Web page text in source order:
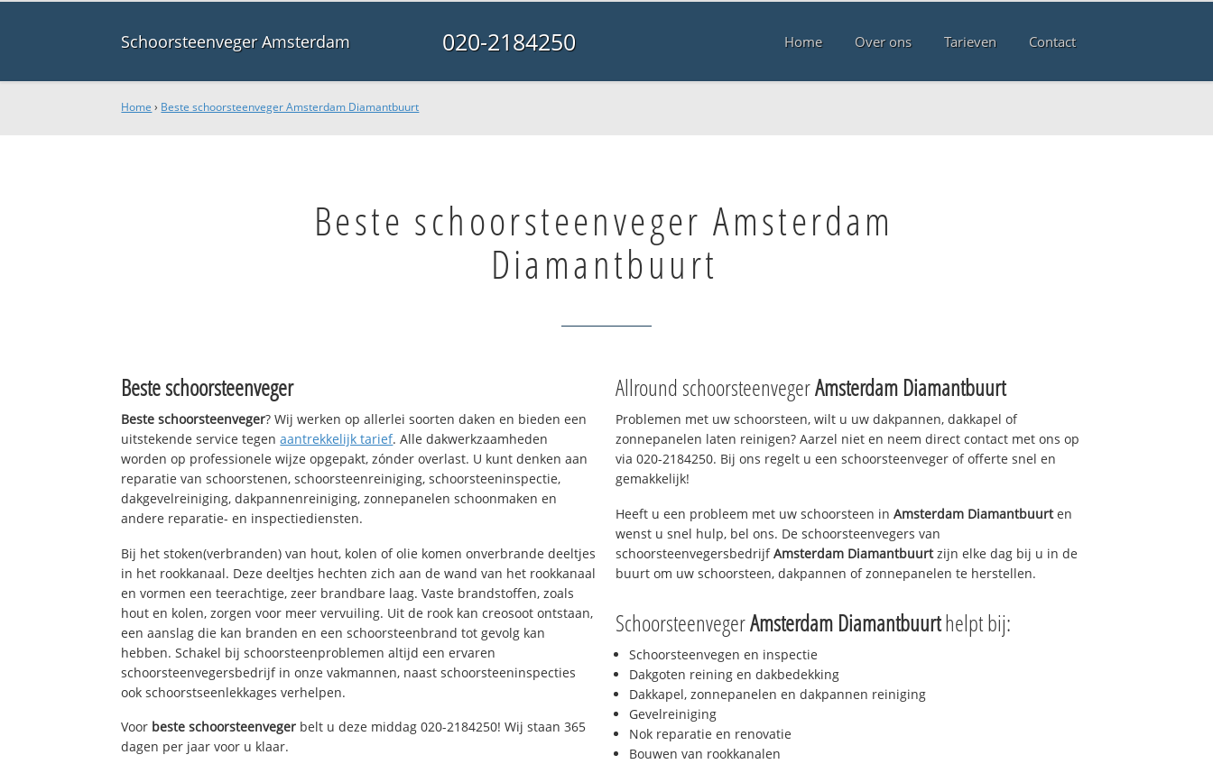
Schoorsteenveger Amsterdam 020-2184250 Home Over ons Tarieven Contact
Home › Beste schoorsteenveger Amsterdam Diamantbuurt
Beste schoorsteenveger Amsterdam
Diamantbuurt
Beste schoorsteenveger
Beste schoorsteenveger? Wij werken op allerlei soorten daken en bieden een
uitstekende service tegenaantrekkelijk tarief. Alle dakwerkzaamheden
worden op professionele wijze opgepakt, zónder overlast. U kunt denken aan
reparatie van schoorstenen, schoorsteenreiniging, schoorsteeninspectie,
dakgevelreiniging, dakpannenreiniging, zonnepanelen schoonmaken en
andere reparatie- en inspectiediensten.
Bij het stoken(verbranden) van hout, kolen of olie komen onverbrande deeltjes
in het rookkanaal. Deze deeltjes hechten zich aan de wand van het rookkanaal
en vormen een teerachtige, zeer brandbare laag. Vaste brandstoffen, zoals
hout en kolen, zorgen voor meer vervuiling. Uit de rook kan creosoot ontstaan,
een aanslag die kan branden en een schoorsteenbrand tot gevolg kan
hebben. Schakel bij schoorsteenproblemen altijd een ervaren
schoorsteenvegersbedrijf in onze vakmannen, naast schoorsteeninspecties
ook schoorstseenlekkages verhelpen.
Voor beste schoorsteenveger belt u deze middag 020-2184250! Wij staan 365
dagen per jaar voor u klaar.
Allround schoorsteenvegerAmsterdam Diamantbuurt
Problemen met uw schoorsteen, wilt u uw dakpannen, dakkapel of
zonnepanelen laten reinigen? Aarzel niet en neem direct contact met ons op
via 020-2184250. Bij ons regelt u een schoorsteenveger of offerte snel en
gemakkelijk!
Heeft u een probleem met uw schoorsteen in Amsterdam Diamantbuurten
wenst u snel hulp, bel ons. De schoorsteenvegers van
schoorsteenvegersbedrijfAmsterdam Diamantbuurtzijn elke dag bij u in de
buurt om uw schoorsteen, dakpannen of zonnepanelen te herstellen.
SchoorsteenvegerAmsterdam Diamantbuurthelpt bij:
Schoorsteenvegen en inspectie
Dakgoten reining en dakbedekking
Dakkapel, zonnepanelen en dakpannen reiniging
Gevelreiniging
Nok reparatie en renovatie
Bouwen van rookkanalen